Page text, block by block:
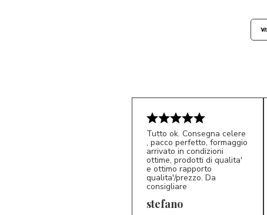
S*
Tutto ok. Consegna celere
, pacco perfetto, formaggio
arrivato in condizioni
ottime, prodotti di qualita'
e ottimo rapporto
qualita'/prezzo. Da
consigliare
stefano